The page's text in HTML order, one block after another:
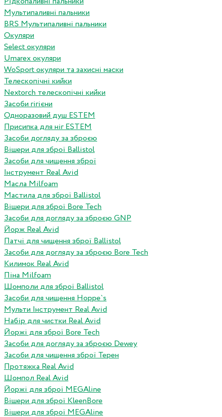
Мультипаливні пальники
BRS Мультипаливні пальники
Окуляри
Select окуляри
Umarex окуляри
WoSport окуляри та захисні маски
Телескопічні кийки
Nextorch телескопічні кийки
Засоби гігієни
Одноразовий душ ESTEM
Присипка для ніг ESTEM
Засоби догляду за зброєю
Вішери для зброї Ballistol
Засоби для чищення зброї
Інструмент Real Avid
Масла Milfoam
Мастила для зброї Ballistol
Вішери для зброї Bore Tech
Засоби для догляду за зброєю GNP
Йорж Real Avid
Патчі для чищення зброї Ballistol
Засоби для догляду за зброєю Bore Tech
Килимок Real Avid
Піна Milfoam
Шомполи для зброї Ballistol
Засоби для чищення Hoppe`s
Мульти Інструмент Real Avid
Набір для чистки Real Avid
Йоржі для зброї Bore Tech
Засоби для догляду за зброєю Dewey
Засоби для чищення зброї Терен
Протяжка Real Avid
Шомпол Real Avid
Йоржі для зброї MEGAline
Вішери для зброї KleenBore
Вішери для зброї MEGAline